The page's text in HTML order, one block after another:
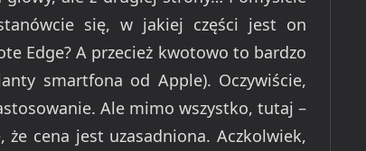
się, w jakiej części jest on
Edge? A przecież kwotowo to bardzo
smartfona od Apple). Oczywiście,
Ale mimo wszystko, tutaj –
cena jest uzasadniona. Aczkolwiek,